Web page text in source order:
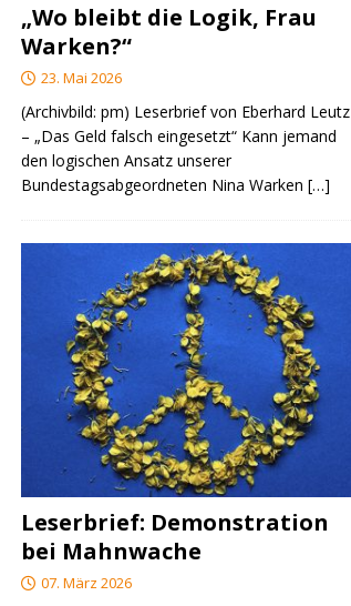
„Wo bleibt die Logik, Frau
Warken?“
23. Mai 2026
(Archivbild: pm) Leserbrief von Eberhard Leutz
– „Das Geld falsch eingesetzt“ Kann jemand
den logischen Ansatz unserer
Bundestagsabgeordneten Nina Warken[…]
Leserbrief: Demonstration
bei Mahnwache
07. März 2026